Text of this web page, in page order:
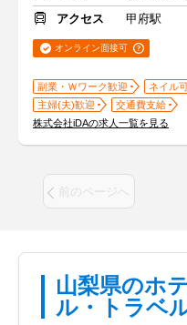
アクセス
甲府駅
オンライン面接可
副業・Ｗワーク歓迎 ネイル
主婦(夫)歓迎
交通費支給
株式会社iDAの求人一覧を見る
前のページへ
山梨県のホ
ル・トラベ